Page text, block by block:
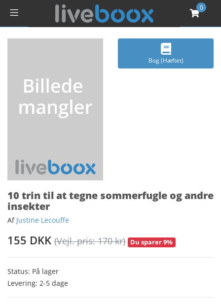
0
Bog (Hæftet)
10 trin til at tegne sommerfugle og andre
insekter
Af Justine Lecouffe
155 DKK (Vejl. pris: 170 kr) Du sparer 9%
Status: På lager
Levering: 2-5 dage